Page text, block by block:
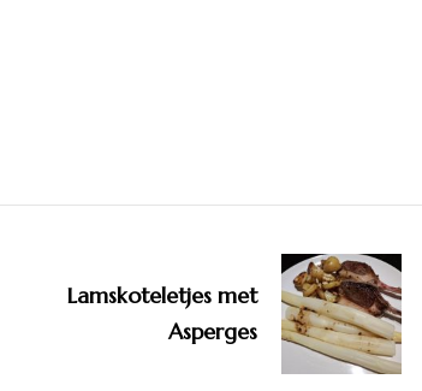
Lamskoteletjes met
Asperges